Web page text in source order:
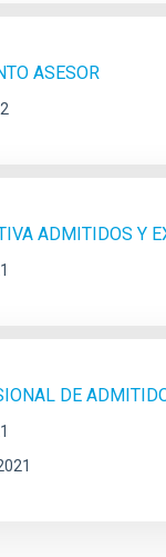
ASESOR
ADMITIDOS Y
DE